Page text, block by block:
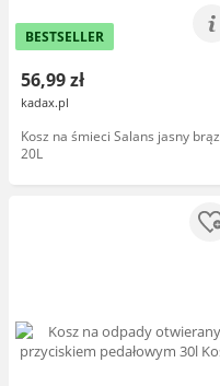
BESTSELLER
56,99 zł
kadax.pl
Kosz na śmieci Salans jasny brąz
20L